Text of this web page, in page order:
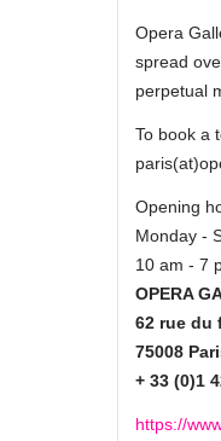
Opera
spread
perpetual
To book a
Opening
Monday -
10 am - 7
OPERA
62 rue du
75008
+ 33 (0)1
https://